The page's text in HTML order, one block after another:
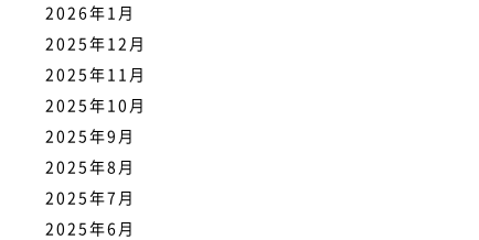
2026年1月
2025年12月
2025年11月
2025年10月
2025年9月
2025年8月
2025年7月
2025年6月